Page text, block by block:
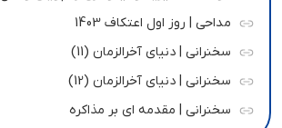
مداحی | روز اول اعتکاف 1403
سخنرانی | دنیای آخرالزمان (11)
سخنرانی | دنیای آخرالزمان (12)
سخنرانی | مقدمه ای بر مذاکره